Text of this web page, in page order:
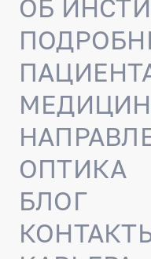
ОБ
ОПТИКА
БЛОГ